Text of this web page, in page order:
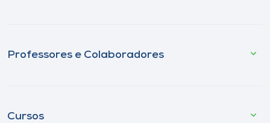
Professores e Colaboradores
Cursos